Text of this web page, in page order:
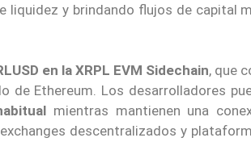
liquidez y brindando flujos de capital
en la XRPL EVM Sidechain, que
de Ethereum. Los desarrolladores
mientras mantienen una
descentralizados y